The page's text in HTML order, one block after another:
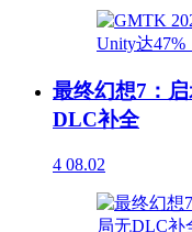
最终幻想7：
DLC补全
4 08.02